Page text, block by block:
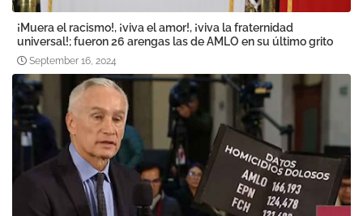
¡Muera el racismo!, ¡viva el amor!, ¡viva la fraternidad
universal!; fueron 26 arengas las de AMLO en su último grito
September 16, 2024